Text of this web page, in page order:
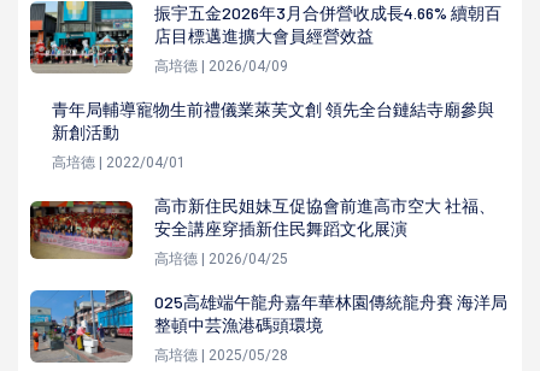
振宇五金2026年3月合併營收成長4.66% 續朝百
店目標邁進擴大會員經營效益
高培德 | 2026/04/09
青年局輔導寵物生前禮儀業萊芙文創 領先全台鏈結寺廟參與
新創活動
高培德 | 2022/04/01
高市新住民姐妹互促協會前進高市空大 社福、
安全講座穿插新住民舞蹈文化展演
高培德 | 2026/04/25
025高雄端午龍舟嘉年華林園傳統龍舟賽 海洋局
整頓中芸漁港碼頭環境
高培德 | 2025/05/28